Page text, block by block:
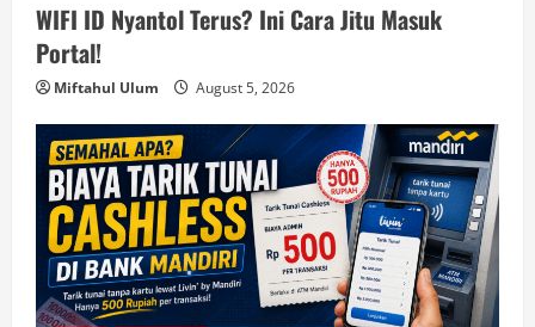
WIFI ID Nyantol Terus? Ini Cara Jitu Masuk
Portal!
Miftahul Ulum August 5, 2026